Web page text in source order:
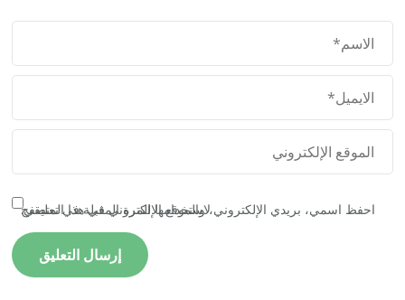
احفظ اسمي، بريدي الإلكتروني، والموقع الإلكتروني في هذا المتصفح لاستخدامها المرة المقبلة في تعليقي.